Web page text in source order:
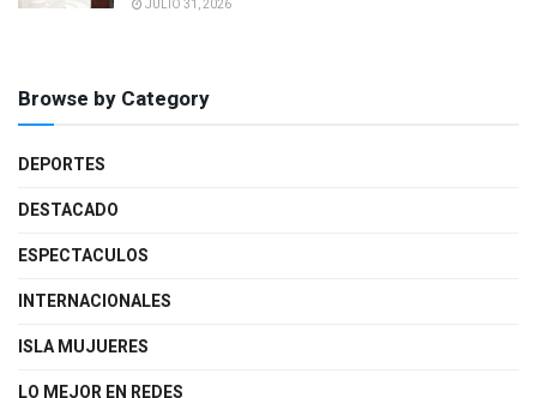
JULIO 31, 2026
Browse by Category
DEPORTES
DESTACADO
ESPECTACULOS
INTERNACIONALES
ISLA MUJUERES